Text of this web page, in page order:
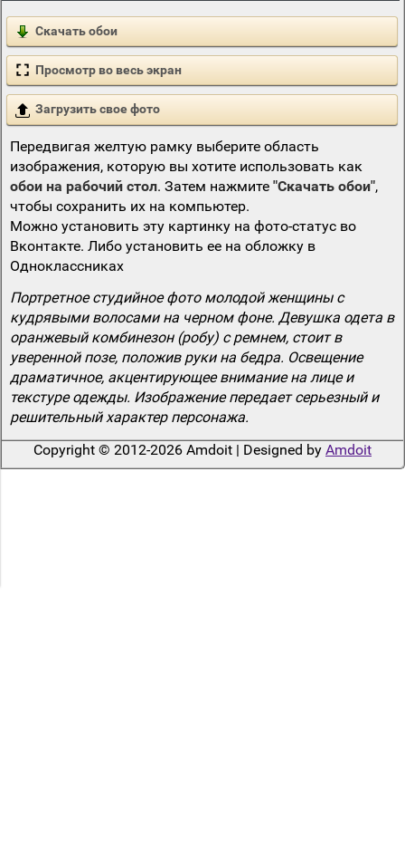
Скачать обои
Просмотр во весь экран
Загрузить свое фото
Передвигая желтую рамку выберите область
изображения, которую вы хотите использовать как
обои на рабочий стол. Затем нажмите "Скачать обои",
чтобы сохранить их на компьютер.
Можно установить эту картинку на фото-статус во
Вконтакте. Либо установить ее на обложку в
Одноклассниках
Портретное студийное фото молодой женщины с
кудрявыми волосами на черном фоне. Девушка одета в
оранжевый комбинезон (робу) с ремнем, стоит в
уверенной позе, положив руки на бедра. Освещение
драматичное, акцентирующее внимание на лице и
текстуре одежды. Изображение передает серьезный и
решительный характер персонажа.
Copyright © 2012-2026 Amdoit | Designed by Amdoit